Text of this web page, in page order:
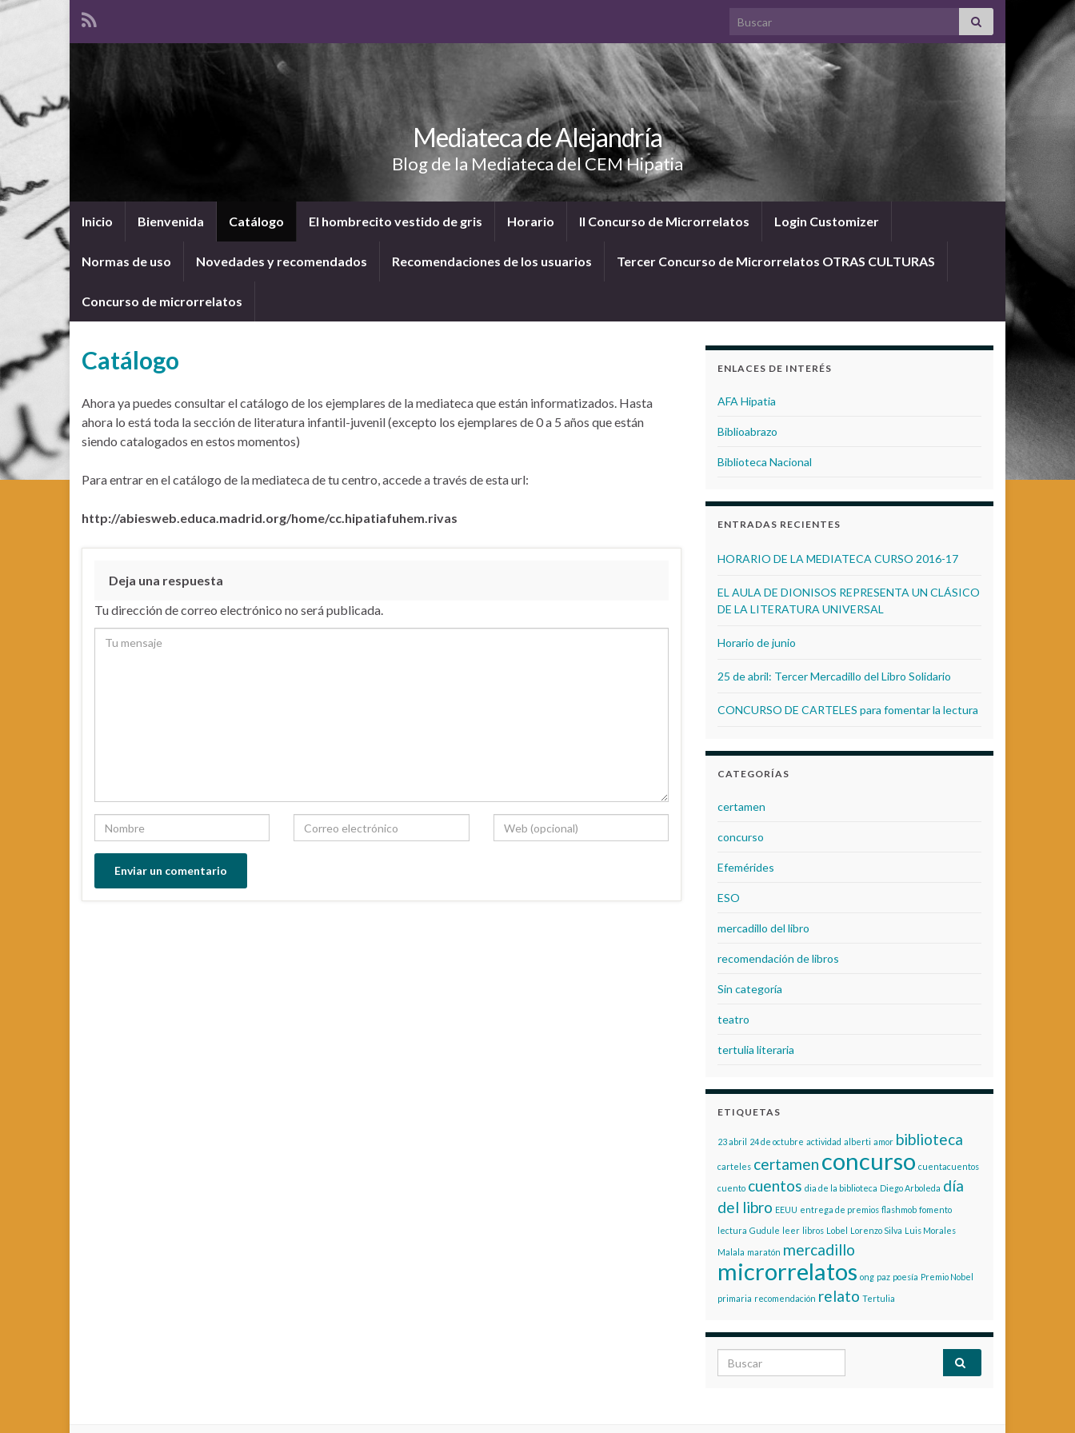
Search for:
Mediateca de Alejandría
Blog de la Mediateca del CEM Hipatia
Inicio Bienvenida Catálogo El hombrecito vestido de gris Horario II Concurso de Microrrelatos Login Customizer
Normas de uso Novedades y recomendados Recomendaciones de los usuarios Tercer Concurso de Microrrelatos OTRAS CULTURAS
Concurso de microrrelatos
Catálogo
Ahora ya puedes consultar el catálogo de los ejemplares de la mediateca que están informatizados. Hasta
ahora lo está toda la sección de literatura infantil-juvenil (excepto los ejemplares de 0 a 5 años que están
siendo catalogados en estos momentos)
Para entrar en el catálogo de la mediateca de tu centro, accede a través de esta url:
http://abiesweb.educa.madrid.org/home/cc.hipatiafuhem.rivas
Deja una respuesta
Tu dirección de correo electrónico no será publicada.
ENLACES DE INTERÉS
AFA Hipatia
Biblioabrazo
Biblioteca Nacional
ENTRADAS RECIENTES
HORARIO DE LA MEDIATECA CURSO 2016-17
EL AULA DE DIONISOS REPRESENTA UN CLÁSICO
DE LA LITERATURA UNIVERSAL
Horario de junio
25 de abril: Tercer Mercadillo del Libro Solidario
CONCURSO DE CARTELES para fomentar la lectura
CATEGORÍAS
certamen
concurso
Efemérides
ESO
mercadillo del libro
recomendación de libros
Sin categoría
teatro
tertulia literaria
ETIQUETAS
23 abril 24 de octubre actividad alberti amor biblioteca
carteles certamen concurso cuentacuentos
cuento cuentos dia de la biblioteca Diego Arboleda día
del libro EEUU entrega de premios flashmob fomento
lectura Gudule leer libros Lobel Lorenzo Silva Luis Morales
Malala maratón mercadillo
microrrelatos ong paz poesía Premio Nobel
primaria recomendación relato Tertulia
Search for: